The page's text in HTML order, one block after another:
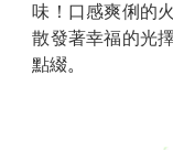
味！口感爽俐的
散發著幸福的光
點綴。